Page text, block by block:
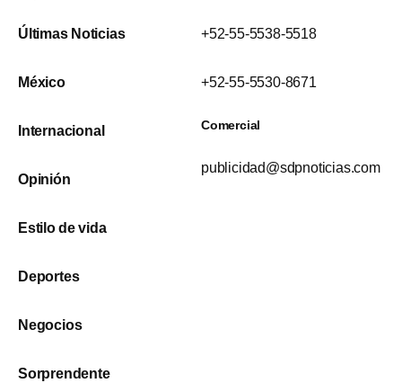
Últimas Noticias
México
Internacional
Opinión
Estilo de vida
Deportes
Negocios
Sorprendente
+52-55-5538-5518
+52-55-5530-8671
Comercial
publicidad@sdpnoticias.com